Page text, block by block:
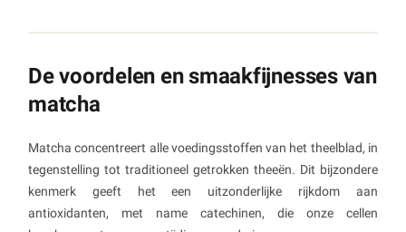
De voordelen en smaakfijnesses van
matcha
Matcha concentreert alle voedingsstoffen van het theelblad, in
tegenstelling tot traditioneel getrokken theeën. Dit bijzondere
kenmerk geeft het een uitzonderlijke rijkdom aan
antioxidanten, met name catechinen, die onze cellen